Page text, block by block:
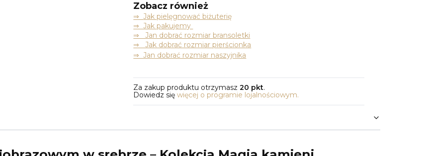
Zobacz również
⇒Jak pielęgnować biżuterię
⇒ Jak pakujemy
⇒ Jan dobrać rozmiar bransoletki
⇒ Jak dobrać rozmiar pierścionka
⇒ Jan dobrać rozmiar naszyjnika
Za zakup produktu otrzymasz20 pkt.
Dowiedz sięwięcej o programie lojalnościowym.